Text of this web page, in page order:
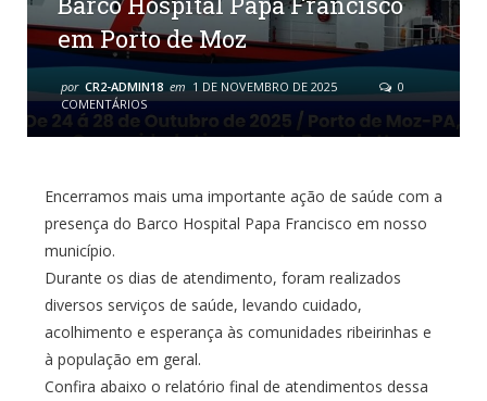
em Porto de Moz
por CR2-ADMIN18 em 1 DE NOVEMBRO DE 2025
0
COMENTÁRIOS
Encerramos mais uma importante ação de saúde com a
presença do Barco Hospital Papa Francisco em nosso
município.
Durante os dias de atendimento, foram realizados
diversos serviços de saúde, levando cuidado,
acolhimento e esperança às comunidades ribeirinhas e
à população em geral.
Confira abaixo o relatório final de atendimentos dessa